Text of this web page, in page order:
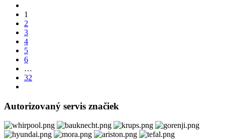
1
2
3
4
5
6
…
32
Autorizovaný servis značiek